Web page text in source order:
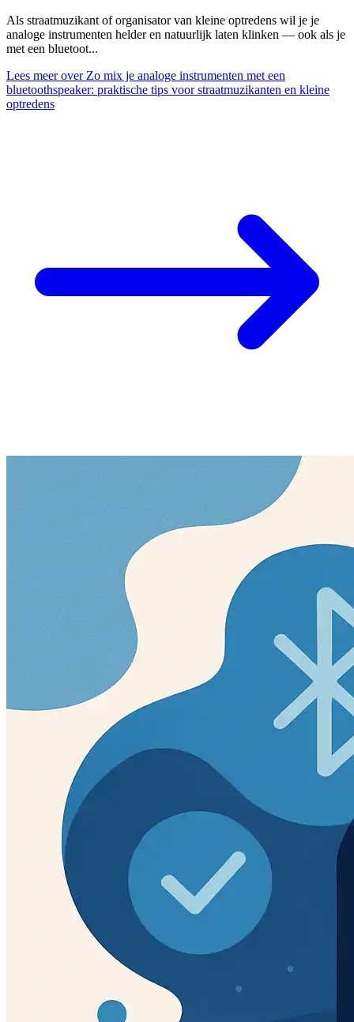
Als straatmuzikant of organisator van kleine optredens wil je je
analoge instrumenten helder en natuurlijk laten klinken — ook als je
met een bluetoot...
Lees meerover Zo mix je analoge instrumenten met een
bluetoothspeaker: praktische tips voor straatmuzikanten en kleine
optredens